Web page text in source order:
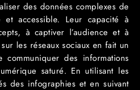
des données complexes de
et accessible. Leur capacité à
à captiver l’audience et à
les réseaux sociaux en fait un
communiquer des informations
saturé. En utilisant les
des infographies et en suivant